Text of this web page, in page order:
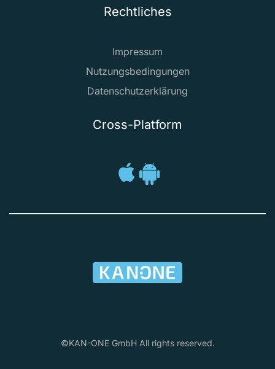
Rechtliches
Impressum
Nutzungsbedingungen
Datenschutzerklärung
Cross-Platform
©KAN-ONE GmbH All rights reserved.